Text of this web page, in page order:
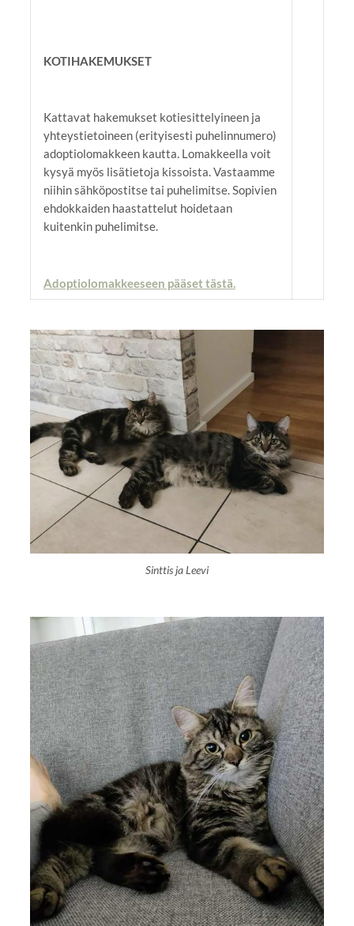
KOTIHAKEMUKSET
Kattavat hakemukset kotiesittelyineen ja
yhteystietoineen (erityisesti puhelinnumero)
adoptiolomakkeen kautta. Lomakkeella voit
kysyä myös lisätietoja kissoista. Vastaamme
niihin sähköpostitse tai puhelimitse. Sopivien
ehdokkaiden haastattelut hoidetaan
kuitenkin puhelimitse.
Adoptiolomakkeeseen pääset tästä.
Sinttis ja Leevi